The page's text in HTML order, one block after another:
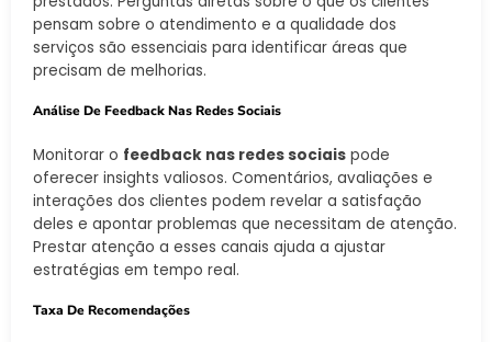
pensam sobre o atendimento e a qualidade dos
serviços são essenciais para identificar áreas que
precisam de melhorias.
Análise De Feedback Nas Redes Sociais
Monitorar o feedback nas redes sociais pode
oferecer insights valiosos. Comentários, avaliações e
interações dos clientes podem revelar a satisfação
deles e apontar problemas que necessitam de atenção.
Prestar atenção a esses canais ajuda a ajustar
estratégias em tempo real.
Taxa De Recomendações